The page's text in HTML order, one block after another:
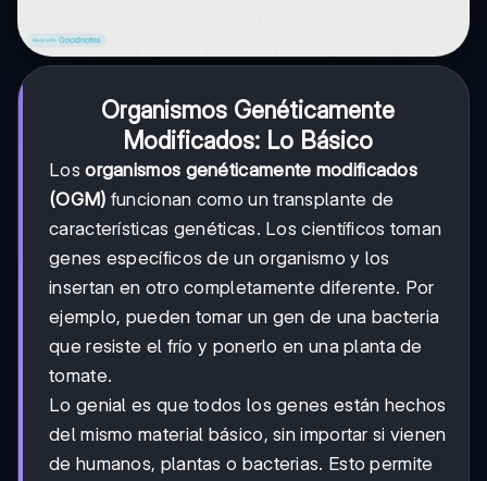
Organismos Genéticamente
Modificados: Lo Básico
Losorganismos genéticamente modificados
(OGM) funcionan como un transplante de
características genéticas. Los científicos toman
genes específicos de un organismo y los
insertan en otro completamente diferente. Por
ejemplo, pueden tomar un gen de una bacteria
que resiste el frío y ponerlo en una planta de
tomate.
Lo genial es que todos los genes están hechos
del mismo material básico, sin importar si vienen
de humanos, plantas o bacterias. Esto permite